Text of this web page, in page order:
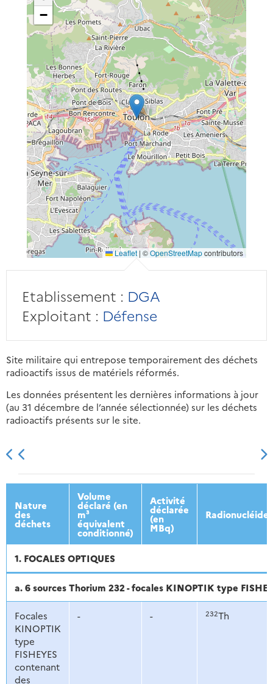
−
Leaflet | ©OpenStreetMapcontributors
Etablissement : DGA
Exploitant : Défense
Site militaire qui entrepose temporairement des déchets
radioactifs issus de matériels réformés.
Les données présentent les dernières informations à jour
(au 31 décembre de l’année sélectionnée) sur les déchets
radioactifs présents sur le site.
2013 2014 2015 2016
Nature
des
déchets
Volume
déclaré (en
m³
équivalent
conditionné)
Activité
déclarée
(en
MBq)
Radionucléides
1. FOCALES OPTIQUES
a. 6 sources Thorium 232 - focales KINOPTIK type
Focales
KINOPTIK
type
FISHEYES
contenant
des
- - 232Th